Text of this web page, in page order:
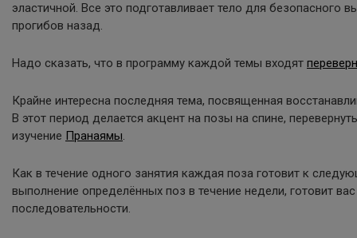
эластичной. Все это подготавливает тело для безопасного
прогибов назад.
Надо сказать, что в программу каждой темы входят
Крайне интересна последняя тема, посвященная
В этот период делается акцент на позы на спине,
изучение Пранаямы.
Как в течение одного занятия каждая поза готовит к
выполнение определённых поз в течение недели, готовит
последовательности.